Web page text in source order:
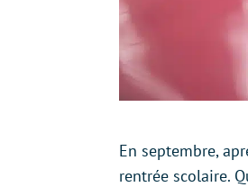
En septembre,
rentrée scolaire.